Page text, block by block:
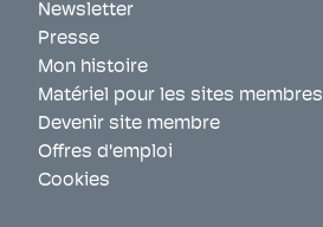
Newsletter
Presse
Mon histoire
Matériel pour les sites membres
Devenir site membre
Offres d'emploi
Cookies